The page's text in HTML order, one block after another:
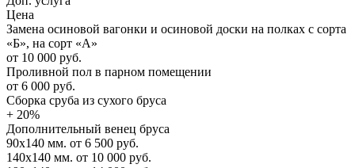
Цена
Замена осиновой вагонки и осиновой доски на полках с сорта
«Б», на сорт «А»
от 10 000 руб.
Проливной пол в парном помещении
от 6 000 руб.
Сборка сруба из сухого бруса
+ 20%
Дополнительный венец бруса
90х140 мм. от 6 500 руб.
140х140 мм. от 10 000 руб.